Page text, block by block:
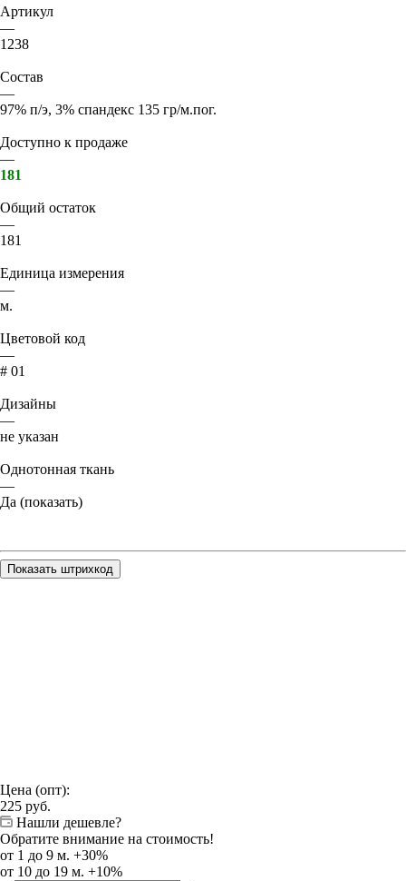
Артикул
—
1238
Состав
—
97% п/э, 3% спандекс 135 гр/м.пог.
Доступно к продаже
—
181
Общий остаток
—
181
Единица измерения
—
м.
Цветовой код
—
# 01
Дизайны
—
не указан
Однотонная ткань
—
Да (показать)
Показать штрихкод
Цена (опт):
225 руб.
Нашли дешевле?
Обратите внимание на стоимость!
от 1 до 9 м. +30%
от 10 до 19 м. +10%